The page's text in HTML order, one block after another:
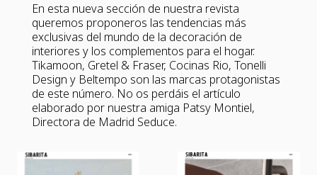
En esta nueva sección de nuestra revista
queremos proponeros las tendencias más
exclusivas del mundo de la decoración de
interiores y los complementos para el hogar.
Tikamoon, Gretel & Fraser, Cocinas Rio, Tonelli
Design y Beltempo son las marcas protagonistas
de este número. No os perdáis el artículo
elaborado por nuestra amiga Patsy Montiel,
Directora de Madrid Seduce.